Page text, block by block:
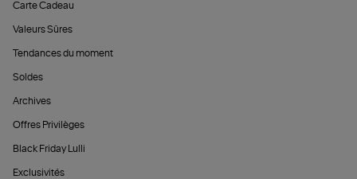
Carte Cadeau
Valeurs Sûres
Tendances du moment
Soldes
Archives
Offres Privilèges
Black Friday Lulli
Exclusivités